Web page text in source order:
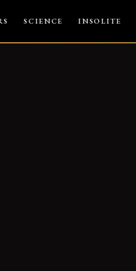
SCIENCE INSOLITE